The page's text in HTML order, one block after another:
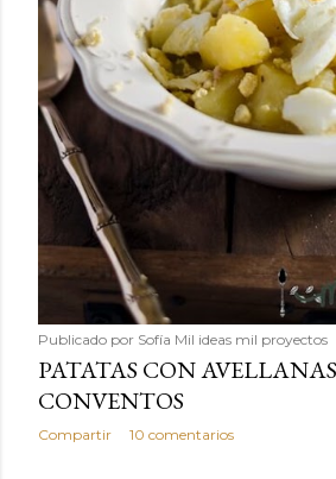
Publicado por Sofía Mil ideas mil proyectos
PATATAS CON
CONVENTOS
Compartir 10 comentarios